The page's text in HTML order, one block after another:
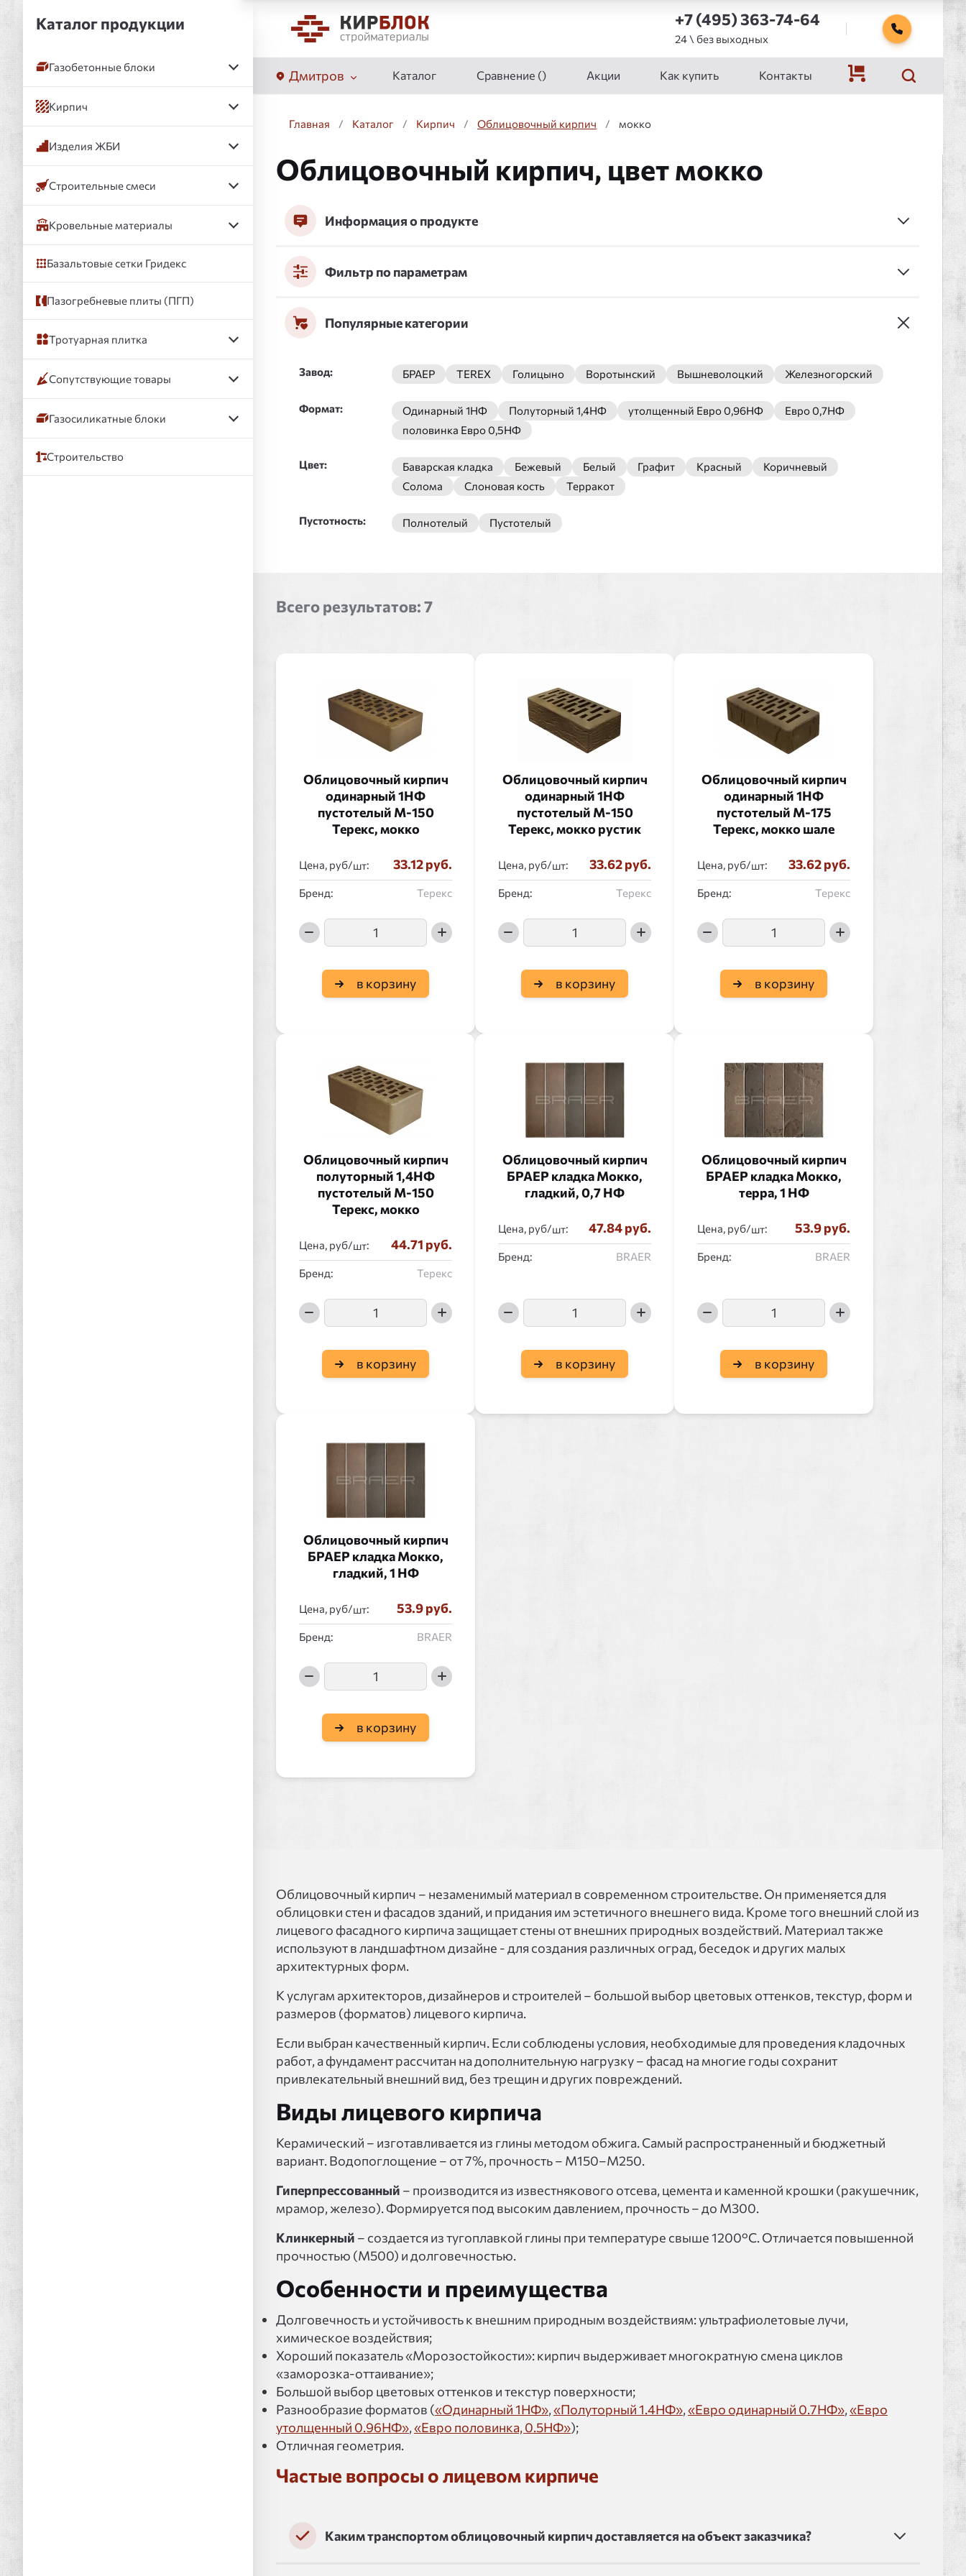
+7 (495) 363-74-64
24 \ без выходных
Дмитров Каталог Сравнение () Акции Как купить Контакты
Главная / Каталог / Кирпич / Облицовочный кирпич / мокко
Облицовочный кирпич, цвет мокко
Информация о продукте
Фильтр по параметрам
Популярные категории
Завод: БРАЕР TEREX Голицыно Воротынский Вышневолоцкий Железногорский
Формат: Одинарный 1НФ Полуторный 1,4НФ утолщенный Евро 0,96НФ
Евро 0,7НФ
половинка Евро 0,5НФ
Цвет: Баварская кладка Бежевый Белый Графит Красный
Коричневый
Солома
Слоновая кость Терракот
Пустотность: Полнотелый Пустотелый
Всего результатов:7
Облицовочный кирпич
одинарный 1НФ
пустотелый М-150
Терекс, мокко
Цена, руб/ : 33.12 руб.
Бренд: Терекс
в корзину
Облицовочный кирпич
одинарный 1НФ
пустотелый М-150
Терекс, мокко рустик
Цена, руб/ : 33.62 руб.
Бренд: Терекс
в корзину
Облицовочный кирпич
одинарный 1НФ
пустотелый М-175
Терекс, мокко шале
Цена, руб/ : 33.62 руб.
Бренд: Терекс
в корзину
Облицовочный кирпич
полуторный 1,4НФ
пустотелый М-150
Терекс, мокко
Цена, руб/ : 44.71 руб.
Бренд: Терекс
в корзину
Облицовочный кирпич
БРАЕР кладка Мокко,
гладкий, 0,7 НФ
Цена, руб/ : 47.84 руб.
Бренд: BRAER
в корзину
Облицовочный кирпич
БРАЕР кладка Мокко,
терра, 1 НФ
Цена, руб/ : 53.9 руб.
Бренд: BRAER
в корзину
Облицовочный кирпич
БРАЕР кладка Мокко,
гладкий, 1 НФ
Цена, руб/ : 53.9 руб.
Бренд: BRAER
в корзину
Облицовочный кирпич – незаменимый материал в современном строительстве. Он применяется для
облицовки стен и фасадов зданий, и придания им эстетичного внешнего вида. Кроме того внешний слой из
лицевого фасадного кирпича защищает стены от внешних природных воздействий. Материал также
используют в ландшафтном дизайне - для создания различных оград, беседок и других малых
архитектурных форм.
К услугам архитекторов, дизайнеров и строителей – большой выбор цветовых оттенков, текстур, форм и
размеров (форматов) лицевого кирпича.
Если выбран качественный кирпич. Если соблюдены условия, необходимые для проведения кладочных
работ, а фундамент рассчитан на дополнительную нагрузку – фасад на многие годы сохранит
привлекательный внешний вид, без трещин и других повреждений.
Виды лицевого кирпича
Керамический – изготавливается из глины методом обжига. Самый распространенный и бюджетный
вариант. Водопоглощение – от 7%, прочность – М150–М250.
Гиперпрессованный – производится из известнякового отсева, цемента и каменной крошки (ракушечник,
мрамор, железо). Формируется под высоким давлением, прочность – до М300.
Клинкерный – создается из тугоплавкой глины при температуре свыше 1200°C. Отличается повышенной
прочностью (М500) и долговечностью.
Особенности и преимущества
Долговечность и устойчивость к внешним природным воздействиям: ультрафиолетовые лучи,
химическое воздействия;
Хороший показатель «Морозостойкости»: кирпич выдерживает многократную смена циклов
«заморозка-оттаивание»;
Большой выбор цветовых оттенков и текстур поверхности;
Разнообразие форматов («Одинарный 1НФ»,«Полуторный 1.4НФ»,«Евро одинарный 0.7НФ»,«Евро
утолщенный 0.96НФ»,«Евро половинка, 0.5НФ»);
Отличная геометрия.
Частые вопросы о лицевом кирпиче
Каким транспортом облицовочный кирпич доставляется на объект заказчика?
Каталог продукции
Газобетонные блоки
Кирпич
Изделия ЖБИ
Строительные смеси
Кровельные материалы
Базальтовые сетки Гридекс
Пазогребневые плиты (ПГП)
Тротуарная плитка
Сопутствующие товары
Газосиликатные блоки
Строительство